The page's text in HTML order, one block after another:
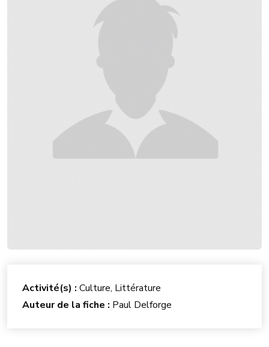
Activité(s) : Culture, Littérature
Auteur de la fiche : Paul Delforge